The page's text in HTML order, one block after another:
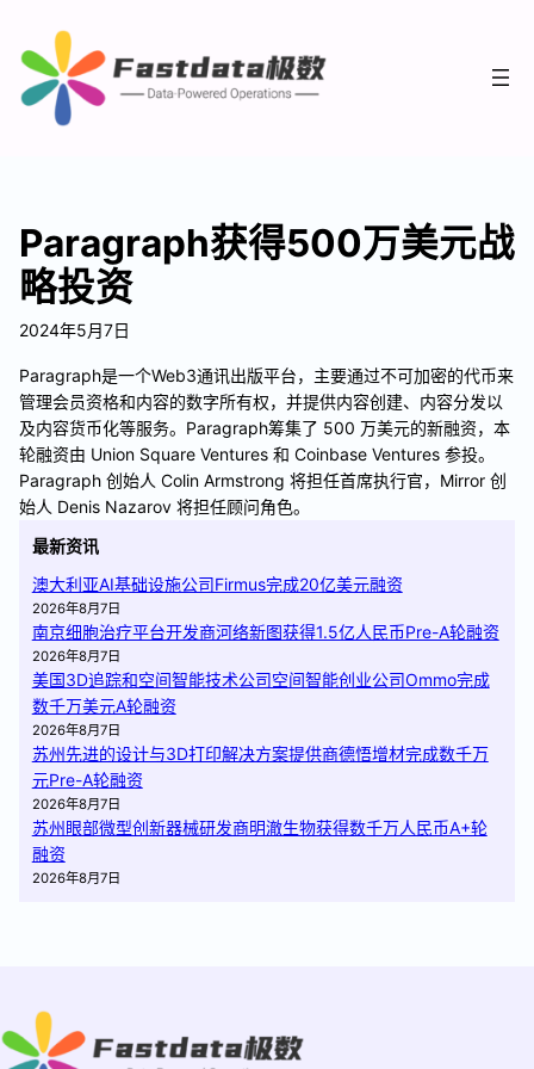
Paragraph获得500万美元战
略投资
2024年5月7日
Paragraph是一个Web3通讯出版平台，主要通过不可加密的代币来
管理会员资格和内容的数字所有权，并提供内容创建、内容分发以
及内容货币化等服务。Paragraph筹集了 500 万美元的新融资，本
轮融资由 Union Square Ventures 和 Coinbase Ventures 参投。
Paragraph 创始人 Colin Armstrong 将担任首席执行官，Mirror 创
始人 Denis Nazarov 将担任顾问角色。
最新资讯
澳大利亚AI基础设施公司Firmus完成20亿美元融资
2026年8月7日
南京细胞治疗平台开发商河络新图获得1.5亿人民币Pre-A轮融资
2026年8月7日
美国3D追踪和空间智能技术公司空间智能创业公司Ommo完成
数千万美元A轮融资
2026年8月7日
苏州先进的设计与3D打印解决方案提供商德悟增材完成数千万
元Pre-A轮融资
2026年8月7日
苏州眼部微型创新器械研发商明澈生物获得数千万人民币A+轮
融资
2026年8月7日